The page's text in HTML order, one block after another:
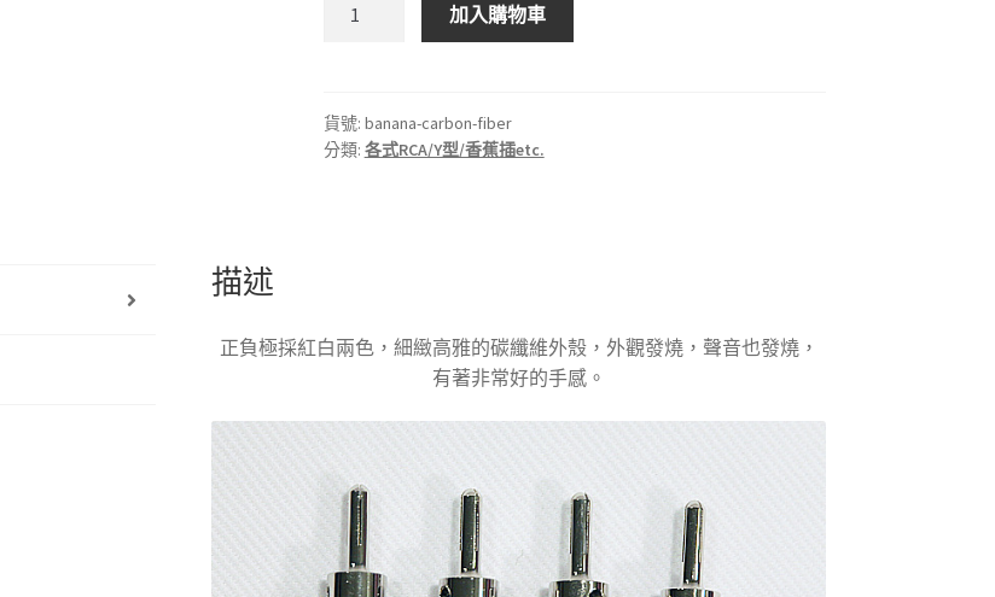
銠
香
加入購物車
貨號: banana-carbon-fiber
分類: 各式RCA/Y型/香蕉插etc.
描述
正負極採紅白兩色，細緻高雅的碳纖維外殼，外觀發燒，聲音也發燒，
有著非常好的手感。